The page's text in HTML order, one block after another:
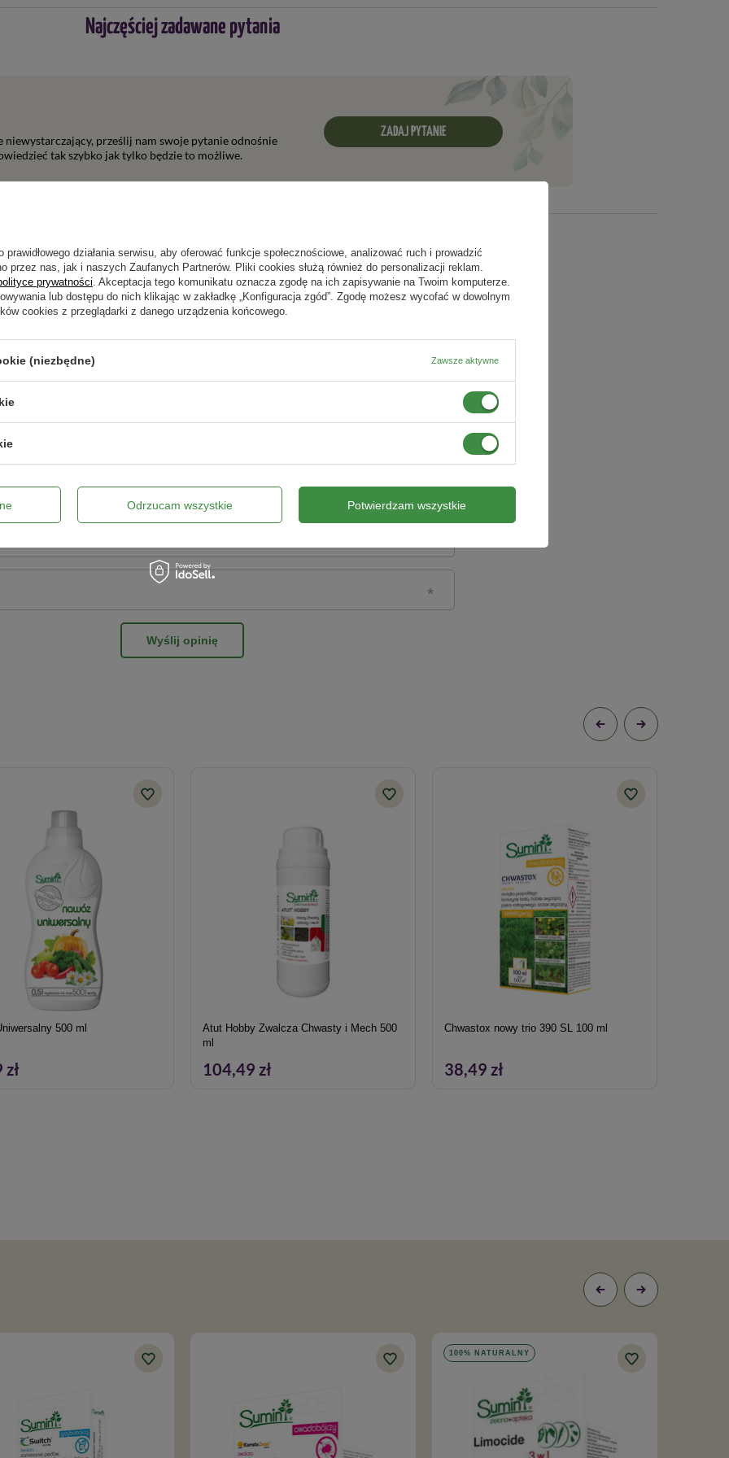
ponownym przystąpieniem do pracy ciecz użytkową w zbiorniku dokładnie wymieszać.
jak:
Najczęściej zadawane pytania
niewystarczający, prześlij nam swoje pytanie odnośnie
tak szybko jak tylko będzie to możliwe.
ZADAJ PYTANIE
Napisz swoją opinię
Twoja ocena:
5/5
Wyślij opinię
500 ml
zł
Atut Hobby Zwalcza Chwasty i Mech 500
ml
104,49 zł
Chwastox nowy trio 390 SL 100 ml
38,49 zł
100% NATURALNY
działania serwisu, aby oferować funkcje społecznościowe, analizować ruch i prowadzić
przez nas, jak i naszych Zaufanych Partnerów. Pliki cookies służą również do personalizacji reklam.
prywatności. Akceptacja tego komunikatu oznacza zgodę na ich zapisywanie na Twoim komputerze.
lub dostępu do nich klikając w zakładkę „Konfiguracja zgód”. Zgodę możesz wycofać w dowolnym
cookies z przeglądarki z danego urządzenia końcowego.
(niezbędne) Zawsze aktywne
Odrzucam wszystkie Potwierdzam wszystkie